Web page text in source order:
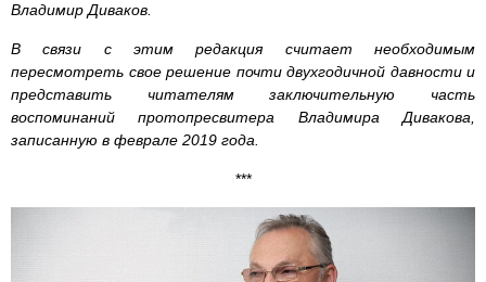
Владимир Диваков.
В связи с этим редакция считает необходимым
пересмотреть свое решение почти двухгодичной давности и
представить читателям заключительную часть
воспоминаний протопресвитера Владимира Дивакова,
записанную в феврале 2019 года.
***